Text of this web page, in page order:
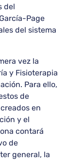
del
Page
del sistema
vez la
y Fisioterapia
Para ello,
de
en
y el
contará
de
general, la